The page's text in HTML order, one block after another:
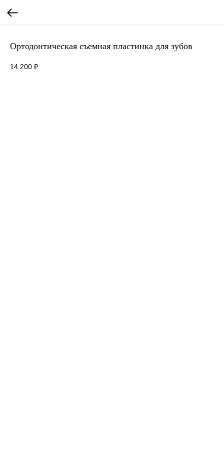
Ортодонтическая съемная пластинка для зубов
14 200 ₽